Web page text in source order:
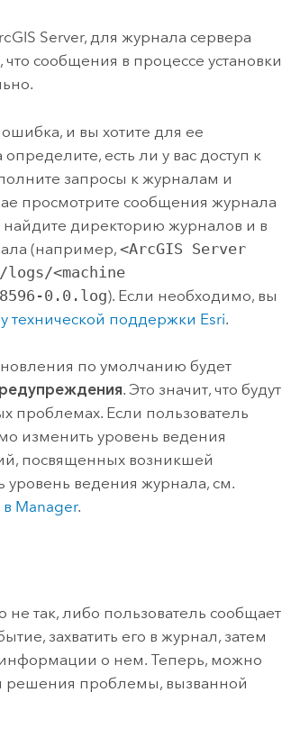
Server, для журнала сервера
что сообщения в процессе установки
и вы хотите для ее
есть ли у вас доступ к
запросы к журналам и
просмотрите сообщения журнала
директорию журналов и в
(например,<ArcGIS Server
<machine
0.0.log). Если необходимо, вы
технической поддержки Esri.
по умолчанию будет
. Это значит, что будут
проблемах. Если пользователь
изменить уровень ведения
посвященных возникшей
уровень ведения журнала, см.
Manager.
не так, либо пользователь сообщает
захватить его в журнал, затем
о нем. Теперь, можно
решения проблемы, вызванной